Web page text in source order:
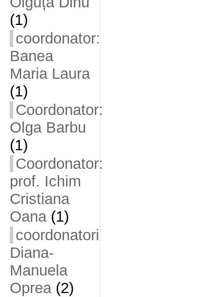
(1)
coordonator:
Banea
Maria Laura
(1)
Coordonator:
Olga Barbu
(1)
Coordonator:
prof. Ichim
Cristiana
Oana(1)
coordonatori
Diana-
Manuela
Oprea(2)